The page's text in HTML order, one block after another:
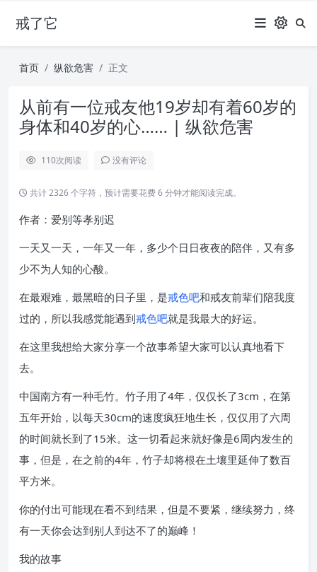
戒了它
首页 纵欲危害 正文
从前有一位戒友他19岁却有着60岁的
身体和40岁的心…… | 纵欲危害
110次阅读 没有评论
共计 2326 个字符，预计需要花费 6 分钟才能阅读完成。
作者：爱别等孝别迟
一天又一天，一年又一年，多少个日日夜夜的陪伴，又有多
少不为人知的心酸。
在最艰难，最黑暗的日子里，是戒色吧和戒友前辈们陪我度
过的，所以我感觉能遇到戒色吧就是我最大的好运。
在这里我想给大家分享一个故事希望大家可以认真地看下
去。
中国南方有一种毛竹。竹子用了4年，仅仅长了3cm，在第
五年开始，以每天30cm的速度疯狂地生长，仅仅用了六周
的时间就长到了15米。这一切看起来就好像是6周内发生的
事，但是，在之前的4年，竹子却将根在土壤里延伸了数百
平方米。
你的付出可能现在看不到结果，但是不要紧，继续努力，终
有一天你会达到别人到达不了的巅峰！
我的故事